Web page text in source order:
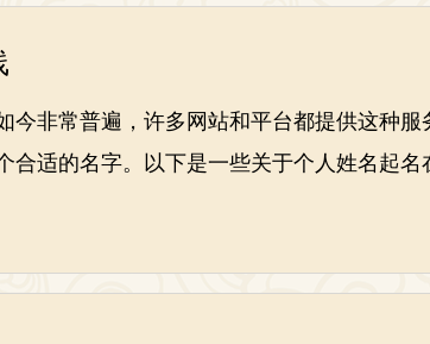
今非常普遍，许多网站和平台都提供这种
合适的名字。以下是一些关于个人姓名起名